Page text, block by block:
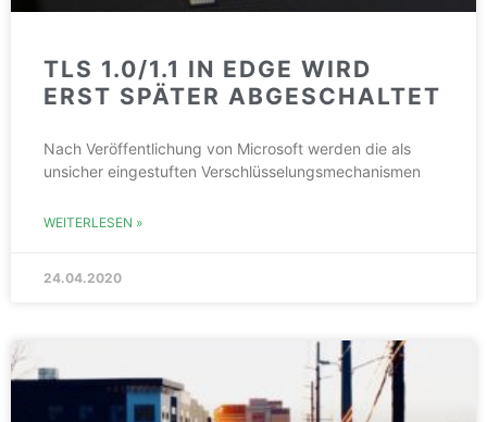
TLS 1.0/1.1 IN EDGE WIRD
ERST SPÄTER ABGESCHALTET
Nach Veröffentlichung von Microsoft werden die als
unsicher eingestuften Verschlüsselungsmechanismen
WEITERLESEN »
24.04.2020